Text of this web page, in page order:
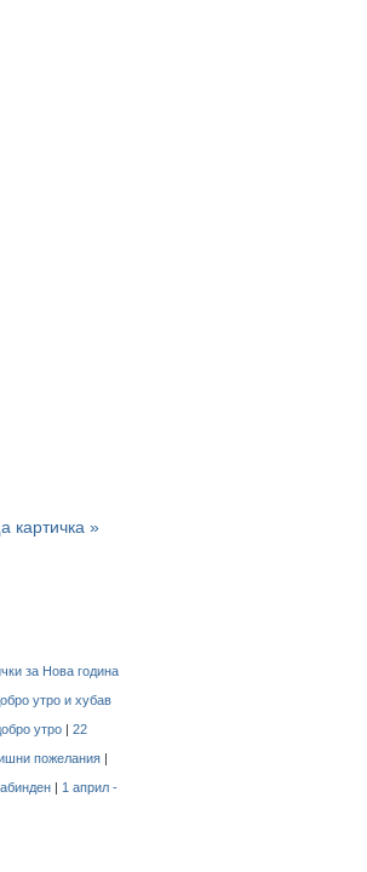
картичка »
за Нова година
утро и хубав
утро | 22
пожелания|
| 1 април -